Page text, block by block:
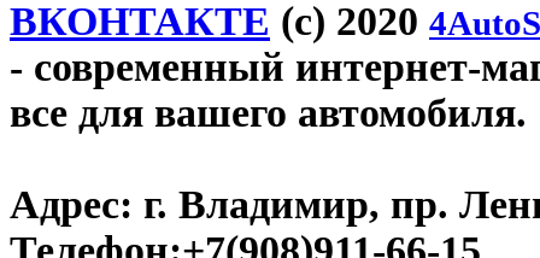
ВКОНТАКТЕ (c) 2020
- современный интернет-
все для вашего автомобиля.
Адрес: г. Владимир, пр.